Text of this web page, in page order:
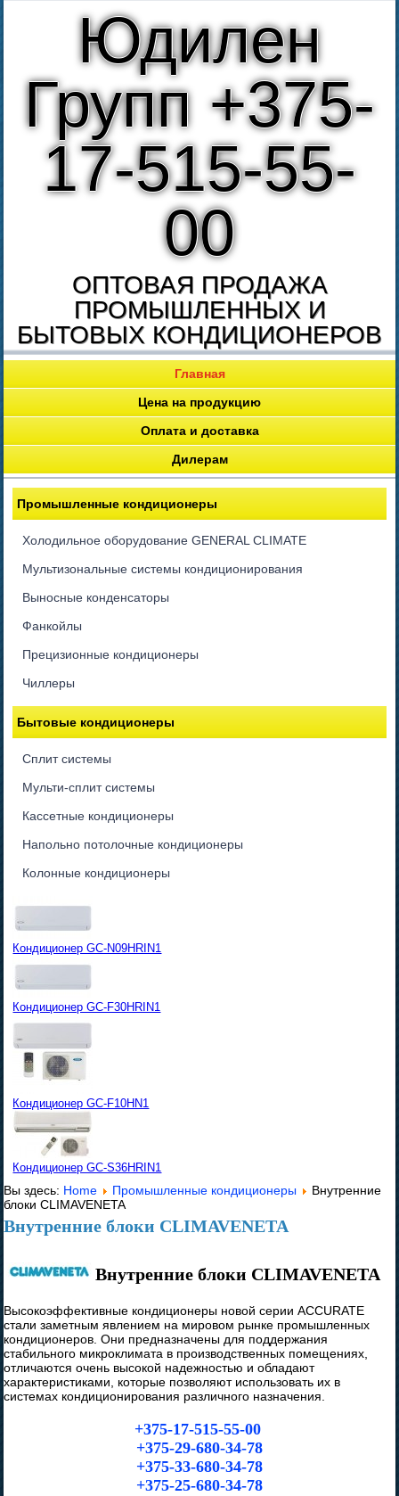
Юдилен
Групп +375-
17-515-55-
00
ОПТОВАЯ ПРОДАЖА
ПРОМЫШЛЕННЫХ И
БЫТОВЫХ КОНДИЦИОНЕРОВ
Главная
Цена на продукцию
Оплата и доставка
Дилерам
Промышленные кондиционеры
Холодильное оборудование GENERAL CLIMATE
Мультизональные системы кондиционирования
Выносные конденсаторы
Фанкойлы
Прецизионные кондиционеры
Чиллеры
Бытовые кондиционеры
Сплит системы
Мульти-сплит системы
Кассетные кондиционеры
Напольно потолочные кондиционеры
Колонные кондиционеры
Кондиционер GC-N09HRIN1
Кондиционер GC-F30HRIN1
Кондиционер GC-F10HN1
Кондиционер GC-S36HRIN1
Вы здесь: Home Промышленные кондиционеры
Внутренние
блоки CLIMAVENETA
Внутренние блоки CLIMAVENETA
Внутренние блоки CLIMAVENETA
Высокоэффективные кондиционеры новой серии ACCURATE
стали заметным явлением на мировом рынке промышленных
кондиционеров. Они предназначены для поддержания
стабильного микроклимата в производственных помещениях,
отличаются очень высокой надежностью и обладают
характеристиками, которые позволяют использовать их в
системах кондиционирования различного назначения.
+375-17-515-55-00
+375-29-680-34-78
+375-33-680-34-78
+375-25-680-34-78